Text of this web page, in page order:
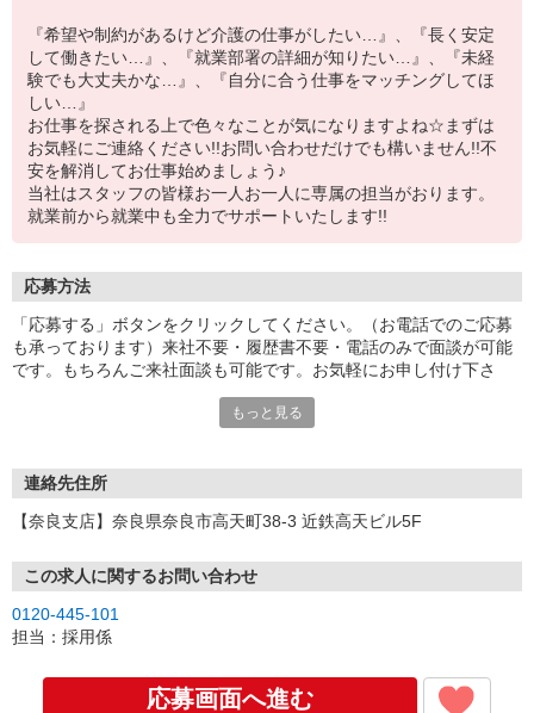
『希望や制約があるけど介護の仕事がしたい…』、『長く安定
して働きたい…』、『就業部署の詳細が知りたい…』、『未経
験でも大丈夫かな…』、『自分に合う仕事をマッチングしてほ
しい…』
お仕事を探される上で色々なことが気になりますよね☆まずは
お気軽にご連絡ください!!お問い合わせだけでも構いません!!不
安を解消してお仕事始めましょう♪
当社はスタッフの皆様お一人お一人に専属の担当がおります。
就業前から就業中も全力でサポートいたします!!
応募方法
「応募する」ボタンをクリックしてください。（お電話でのご応募
も承っております）来社不要・履歴書不要・電話のみで面談が可能
です。もちろんご来社面談も可能です。お気軽にお申し付け下さ
もっと見る
連絡先住所
【奈良支店】奈良県奈良市高天町38-3 近鉄高天ビル5F
この求人に関するお問い合わせ
0120-445-101
担当：採用係
応募画面へ進む